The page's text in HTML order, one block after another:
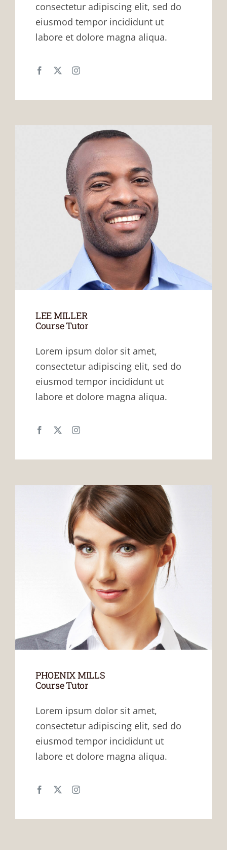
consectetur adipiscing elit, sed do
eiusmod tempor incididunt ut
labore et dolore magna aliqua.
LEE MILLER
Course Tutor
Lorem ipsum dolor sit amet,
consectetur adipiscing elit, sed do
eiusmod tempor incididunt ut
labore et dolore magna aliqua.
PHOENIX MILLS
Course Tutor
Lorem ipsum dolor sit amet,
consectetur adipiscing elit, sed do
eiusmod tempor incididunt ut
labore et dolore magna aliqua.